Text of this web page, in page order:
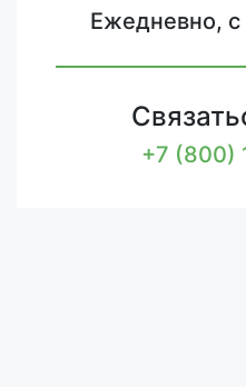
Ежедневно,
+7 (800)